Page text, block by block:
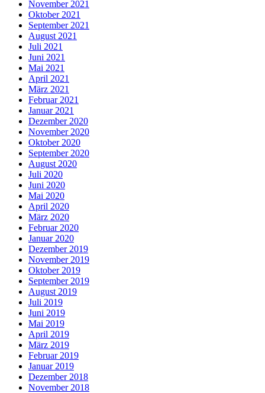
November 2021
Oktober 2021
September 2021
August 2021
Juli 2021
Juni 2021
Mai 2021
April 2021
März 2021
Februar 2021
Januar 2021
Dezember 2020
November 2020
Oktober 2020
September 2020
August 2020
Juli 2020
Juni 2020
Mai 2020
April 2020
März 2020
Februar 2020
Januar 2020
Dezember 2019
November 2019
Oktober 2019
September 2019
August 2019
Juli 2019
Juni 2019
Mai 2019
April 2019
März 2019
Februar 2019
Januar 2019
Dezember 2018
November 2018